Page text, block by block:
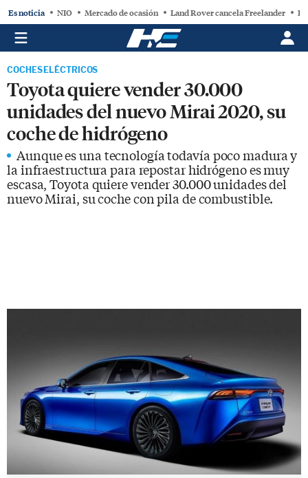
Es noticia NIO Mercado de ocasión Land Rover cancela Freelander
COCHES ELÉCTRICOS
Toyota quiere vender 30.000
unidades del nuevo Mirai 2020, su
coche de hidrógeno
Aunque es una tecnología todavía poco madura y
la infraestructura para repostar hidrógeno es muy
escasa, Toyota quiere vender 30.000 unidades del
nuevo Mirai, su coche con pila de combustible.